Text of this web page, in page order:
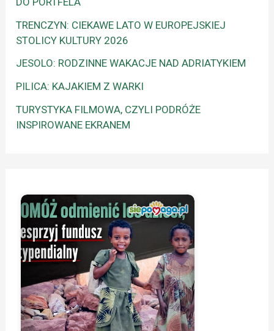
TRENCZYN: CIEKAWE LATO W EUROPEJSKIEJ
STOLICY KULTURY 2026
JESOLO: RODZINNE WAKACJE NAD ADRIATYKIEM
PILICA: KAJAKIEM Z WARKI
TURYSTYKA FILMOWA, CZYLI PODRÓŻE
INSPIROWANE EKRANEM